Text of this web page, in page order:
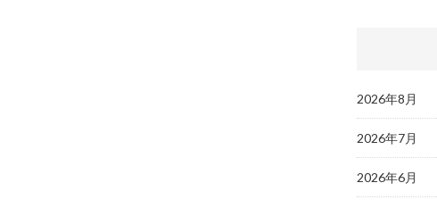
2026年8月
2026年7月
2026年6月